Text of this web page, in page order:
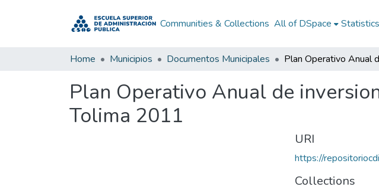
Communities & Collections All of DSpace Statistics
Home Municipios Documentos Municipales
Plan Operativo Anual de
Tolima 2011
URI
https://
Collections